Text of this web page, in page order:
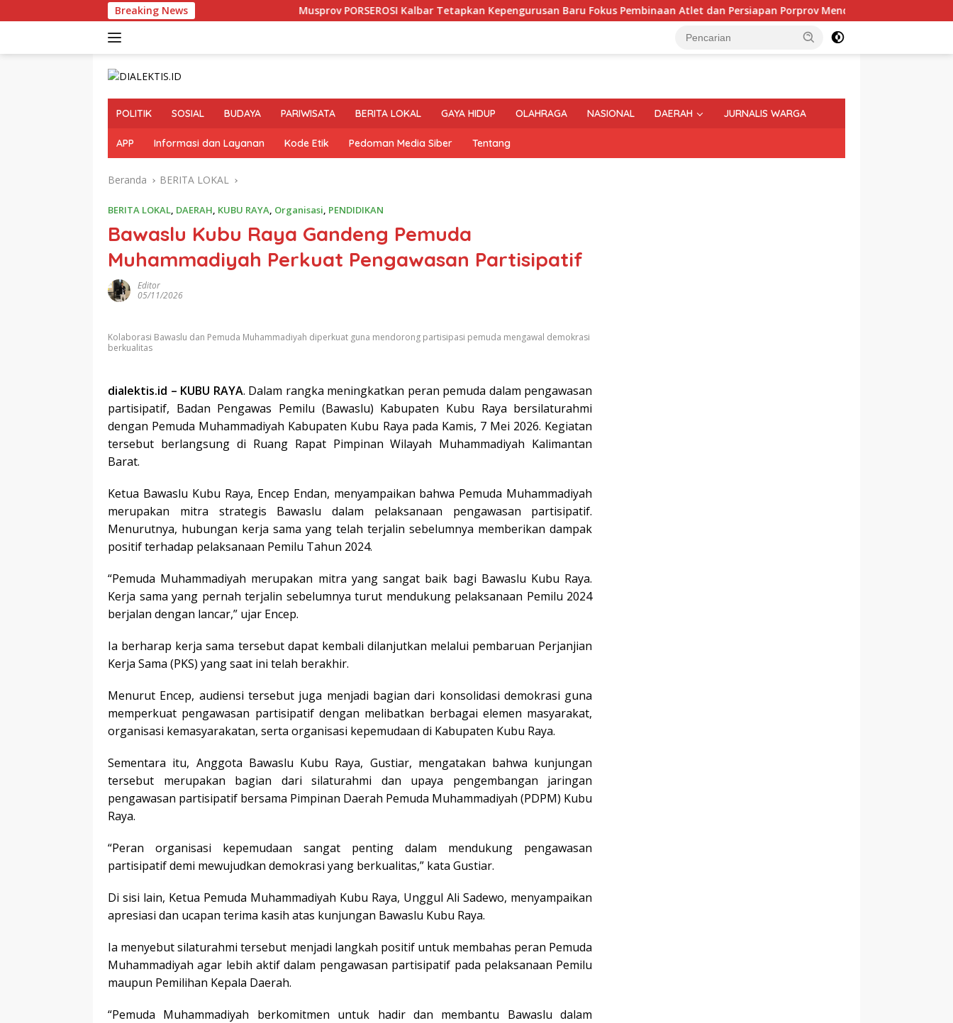
ke
Breaking News Musprov PORSEROSI Kalbar Tetapkan Kepengurusan Baru Fokus Pembinaan Atlet dan Persiapan Porprov Mendatang
POLITIK SOSIAL BUDAYA PARIWISATA BERITA LOKAL GAYA HIDUP OLAHRAGA NASIONAL DAERAH JURNALIS WARGA
APP Informasi dan Layanan Kode Etik Pedoman Media Siber Tentang
Beranda BERITA LOKAL
BERITA LOKAL, DAERAH, KUBU RAYA, Organisasi, PENDIDIKAN
Bawaslu Kubu Raya Gandeng Pemuda
Muhammadiyah Perkuat Pengawasan Partisipatif
Editor
05/11/2026
Kolaborasi Bawaslu dan Pemuda Muhammadiyah diperkuat guna mendorong partisipasi pemuda mengawal demokrasi
berkualitas
dialektis.id – KUBU RAYA. Dalam rangka meningkatkan peran pemuda dalam pengawasan
partisipatif, Badan Pengawas Pemilu (Bawaslu) Kabupaten Kubu Raya bersilaturahmi
dengan Pemuda Muhammadiyah Kabupaten Kubu Raya pada Kamis, 7 Mei 2026. Kegiatan
tersebut berlangsung di Ruang Rapat Pimpinan Wilayah Muhammadiyah Kalimantan
Barat.
Ketua Bawaslu Kubu Raya, Encep Endan, menyampaikan bahwa Pemuda Muhammadiyah
merupakan mitra strategis Bawaslu dalam pelaksanaan pengawasan partisipatif.
Menurutnya, hubungan kerja sama yang telah terjalin sebelumnya memberikan dampak
positif terhadap pelaksanaan Pemilu Tahun 2024.
“Pemuda Muhammadiyah merupakan mitra yang sangat baik bagi Bawaslu Kubu Raya.
Kerja sama yang pernah terjalin sebelumnya turut mendukung pelaksanaan Pemilu 2024
berjalan dengan lancar,” ujar Encep.
Ia berharap kerja sama tersebut dapat kembali dilanjutkan melalui pembaruan Perjanjian
Kerja Sama (PKS) yang saat ini telah berakhir.
Menurut Encep, audiensi tersebut juga menjadi bagian dari konsolidasi demokrasi guna
memperkuat pengawasan partisipatif dengan melibatkan berbagai elemen masyarakat,
organisasi kemasyarakatan, serta organisasi kepemudaan di Kabupaten Kubu Raya.
Sementara itu, Anggota Bawaslu Kubu Raya, Gustiar, mengatakan bahwa kunjungan
tersebut merupakan bagian dari silaturahmi dan upaya pengembangan jaringan
pengawasan partisipatif bersama Pimpinan Daerah Pemuda Muhammadiyah (PDPM) Kubu
Raya.
“Peran organisasi kepemudaan sangat penting dalam mendukung pengawasan
partisipatif demi mewujudkan demokrasi yang berkualitas,” kata Gustiar.
Di sisi lain, Ketua Pemuda Muhammadiyah Kubu Raya, Unggul Ali Sadewo, menyampaikan
apresiasi dan ucapan terima kasih atas kunjungan Bawaslu Kubu Raya.
Ia menyebut silaturahmi tersebut menjadi langkah positif untuk membahas peran Pemuda
Muhammadiyah agar lebih aktif dalam pengawasan partisipatif pada pelaksanaan Pemilu
maupun Pemilihan Kepala Daerah.
“Pemuda Muhammadiyah berkomitmen untuk hadir dan membantu Bawaslu dalam